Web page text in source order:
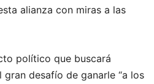
alianza con miras a las
político que buscará
desafío de ganarle “a los